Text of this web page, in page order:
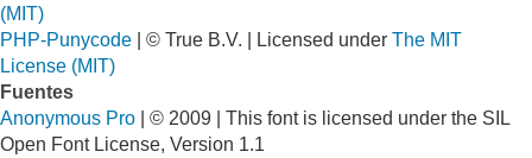
(MIT)
PHP-Punycode | © True B.V. | Licensed under The MIT
License (MIT)
Fuentes
Anonymous Pro | © 2009 | This font is licensed under the SIL
Open Font License, Version 1.1